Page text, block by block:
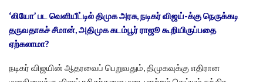
‘லியோ’ பட வெளியீட்டில் திமுக அரசு, நடிகர் விஜய்-க்கு நெருக்கடி
தருவதாகச் சீமான், அதிமுக கடம்பூர் ராஜூ கூறியிருப்பதை
ஏற்கலாமா?
நடிகர் விஜயின் ஆதரவைப் பெறுவதும், திமுகவுக்கு எதிரான